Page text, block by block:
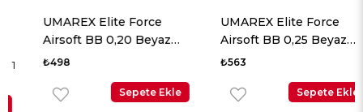
UMAREX Elite Force
Airsoft BB 0,20 Beyaz
2700 Adet
Sepete Ekle
UMAREX Elite Force
Airsoft BB 0,25 Beyaz
2700 Adet
Sepete Ekle